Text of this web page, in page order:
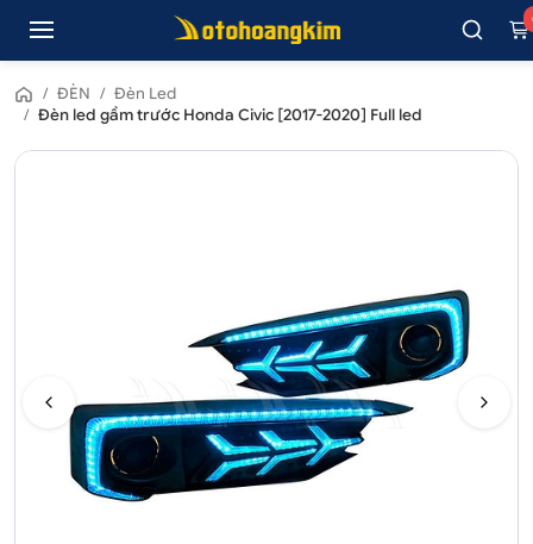
/ ĐÈN / Đèn Led
/ Đèn led gầm trước Honda Civic [2017-2020] Full led